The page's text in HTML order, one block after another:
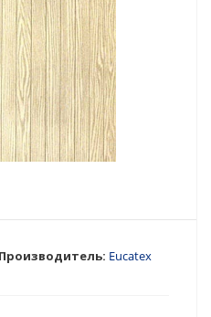
Производитель: Eucatex